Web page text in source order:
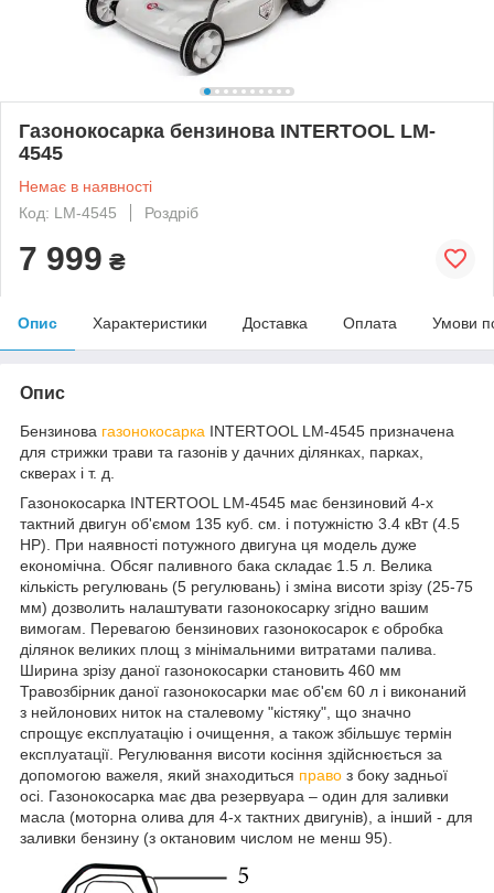
Газонокосарка бензинова INTERTOOL LM-
4545
Немає в наявності
Код: LM-4545
Роздріб
7 999 ₴
Опис Характеристики Доставка Оплата Умови
Опис
Бензинова газонокосарка INTERTOOL LM-4545 призначена
для стрижки трави та газонів у дачних ділянках, парках,
скверах і т. д.
Газонокосарка INTERTOOL LM-4545 має бензиновий 4-х
тактний двигун об'ємом 135 куб. см. і потужністю 3.4 кВт (4.5
HP). При наявності потужного двигуна ця модель дуже
економічна. Обсяг паливного бака складає 1.5 л. Велика
кількість регулювань (5 регулювань) і зміна висоти зрізу (25-75
мм) дозволить налаштувати газонокосарку згідно вашим
вимогам. Перевагою бензинових газонокосарок є обробка
ділянок великих площ з мінімальними витратами палива.
Ширина зрізу даної газонокосарки становить 460 мм
Травозбірник даної газонокосарки має об'єм 60 л і виконаний
з нейлонових ниток на сталевому "кістяку", що значно
спрощує експлуатацію і очищення, а також збільшує термін
експлуатації. Регулювання висоти косіння здійснюється за
допомогою важеля, який знаходиться право з боку задньої
осі. Газонокосарка має два резервуара – один для заливки
масла (моторна олива для 4-х тактних двигунів), а інший - для
заливки бензину (з октановим числом не менш 95).